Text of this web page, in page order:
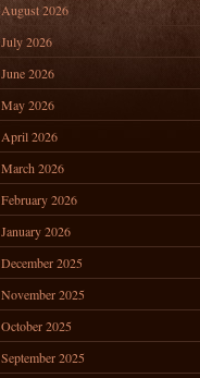
August 2026
July 2026
June 2026
May 2026
April 2026
March 2026
February 2026
January 2026
December 2025
November 2025
October 2025
September 2025